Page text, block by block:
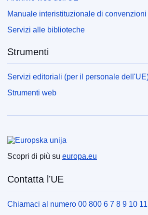
Manuale interistituzionale di
Servizi alle biblioteche
Strumenti
Servizi editoriali (per il personale
Strumenti web
Scopri di più su europa.eu
Contatta l’UE
Chiamaci al numero 00 800 6 7 8 9 10 11